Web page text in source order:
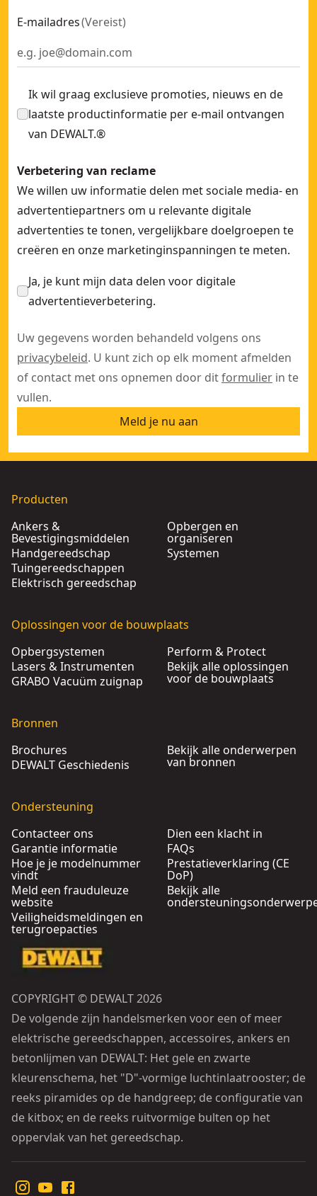
E-mailadres(Vereist)
Ik wil graag exclusieve promoties, nieuws en de
laatste productinformatie per e-mail ontvangen
van DEWALT.®
Verbetering van reclame
We willen uw informatie delen met sociale media- en
advertentiepartners om u relevante digitale
advertenties te tonen, vergelijkbare doelgroepen te
creëren en onze marketinginspanningen te meten.
Ja, je kunt mijn data delen voor digitale
advertentieverbetering.
Uw gegevens worden behandeld volgens ons
privacybeleid. U kunt zich op elk moment afmelden
of contact met ons opnemen door ditformulier in te
vullen.
Meld je nu aan
Producten
Ankers &
Bevestigingsmiddelen
Handgereedschap
Tuingereedschappen
Elektrisch gereedschap
Opbergen en
organiseren
Systemen
Oplossingen voor de bouwplaats
Opbergsystemen
Lasers & Instrumenten
GRABO Vacuüm zuignap
Perform & Protect
Bekijk alle oplossingen
voor de bouwplaats
Bronnen
Brochures
DEWALT Geschiedenis
Bekijk alle onderwerpen
van bronnen
Ondersteuning
Contacteer ons
Garantie informatie
Hoe je je modelnummer
vindt
Meld een frauduleuze
website
Veiligheidsmeldingen en
terugroepacties
Dien een klacht in
FAQs
Prestatieverklaring (CE
DoP)
Bekijk alle
COPYRIGHT © DEWALT 2026
De volgende zijn handelsmerken voor een of meer
elektrische gereedschappen, accessoires, ankers en
betonlijmen van DEWALT: Het gele en zwarte
kleurenschema, het "D"-vormige luchtinlaatrooster; de
reeks piramides op de handgreep; de configuratie van
de kitbox; en de reeks ruitvormige bulten op het
oppervlak van het gereedschap.